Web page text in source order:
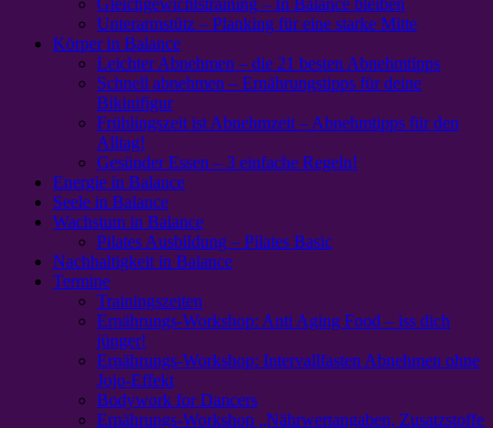
Unterarmstütz – Planking für eine starke Mitte
Körper in Balance
Leichter Abnehmen – die 21 besten Abnehmtipps
Schnell abnehmen – Ernährungstipps für deine
Bikinifigur
Frühlingszeit ist Abnehmzeit – Abnehmtipps für den
Alltag!
Gesünder Essen – 3 einfache Regeln!
Energie in Balance
Seele in Balance
Wachstum in Balance
Pilates Ausbildung – Pilates Basic
Nachhaltigkeit in Balance
Termine
Trainingszeiten
Ernährungs-Workshop: Anti Aging Food – iss dich
jünger!
Ernährungs-Workshop: Intervallfasten Abnehmen ohne
Jojo-Effekt
Bodywork for Dancers
Ernährungs-Workshop „Nährwertangaben, Zusatzstoffe